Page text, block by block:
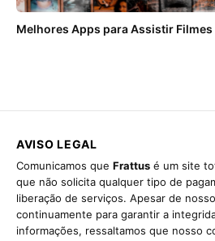
Melhores Apps para Assistir Filmes
AVISO LEGAL
Comunicamos que Frattus é um site
que não solicita qualquer tipo de
liberação de serviços. Apesar de
continuamente para garantir a
informações, ressaltamos que nosso